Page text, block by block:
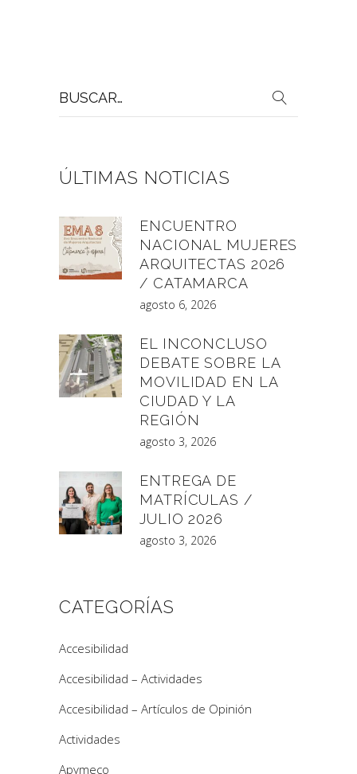
por:
ÚLTIMAS NOTICIAS
ENCUENTRO
NACIONAL MUJERES
ARQUITECTAS 2026
/ CATAMARCA
agosto 6, 2026
EL INCONCLUSO
DEBATE SOBRE LA
MOVILIDAD EN LA
CIUDAD Y LA
REGIÓN
agosto 3, 2026
ENTREGA DE
MATRÍCULAS /
JULIO 2026
agosto 3, 2026
CATEGORÍAS
Accesibilidad
Accesibilidad – Actividades
Accesibilidad – Artículos de Opinión
Actividades
Apymeco